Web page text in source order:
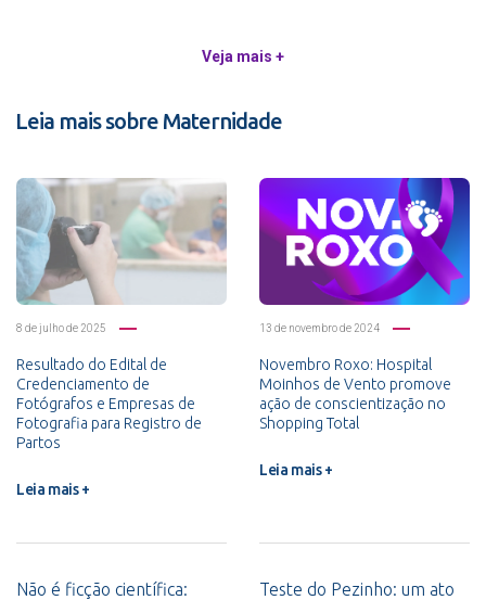
Veja mais +
Leia mais sobre Maternidade
8 de julho de 2025
Resultado do Edital de
Credenciamento de
Fotógrafos e Empresas de
Fotografia para Registro de
Partos
Leia mais +
13 de novembro de 2024
Novembro Roxo: Hospital
Moinhos de Vento promove
ação de conscientização no
Shopping Total
Leia mais +
Não é ficção científica:
Teste do Pezinho: um ato